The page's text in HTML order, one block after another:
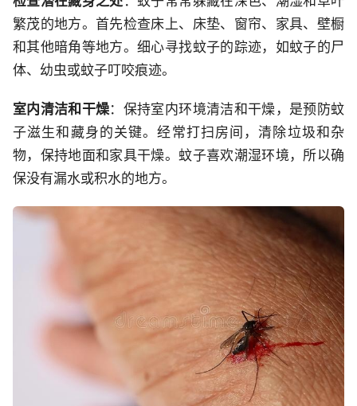
繁茂的地方。首先检查床上、床垫、窗帘、家具、壁橱
和其他暗角等地方。细心寻找蚊子的踪迹，如蚊子的尸
体、幼虫或蚊子叮咬痕迹。
室内清洁和干燥：保持室内环境清洁和干燥，是预防蚊
子滋生和藏身的关键。经常打扫房间，清除垃圾和杂
物，保持地面和家具干燥。蚊子喜欢潮湿环境，所以确
保没有漏水或积水的地方。